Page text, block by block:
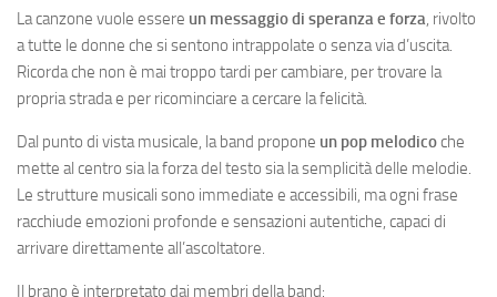
La canzone vuole essere un messaggio di speranza e forza, rivolto
a tutte le donne che si sentono intrappolate o senza via d’uscita.
Ricorda che non è mai troppo tardi per cambiare, per trovare la
propria strada e per ricominciare a cercare la felicità.
Dal punto di vista musicale, la band propone un pop melodicoche
mette al centro sia la forza del testo sia la semplicità delle melodie.
Le strutture musicali sono immediate e accessibili, ma ogni frase
racchiude emozioni profonde e sensazioni autentiche, capaci di
arrivare direttamente all’ascoltatore.
Il brano è interpretato dai membri della band: